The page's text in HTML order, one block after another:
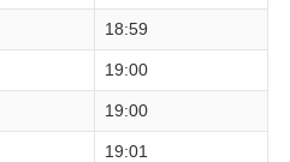
18:59
19:00
19:00
19:01